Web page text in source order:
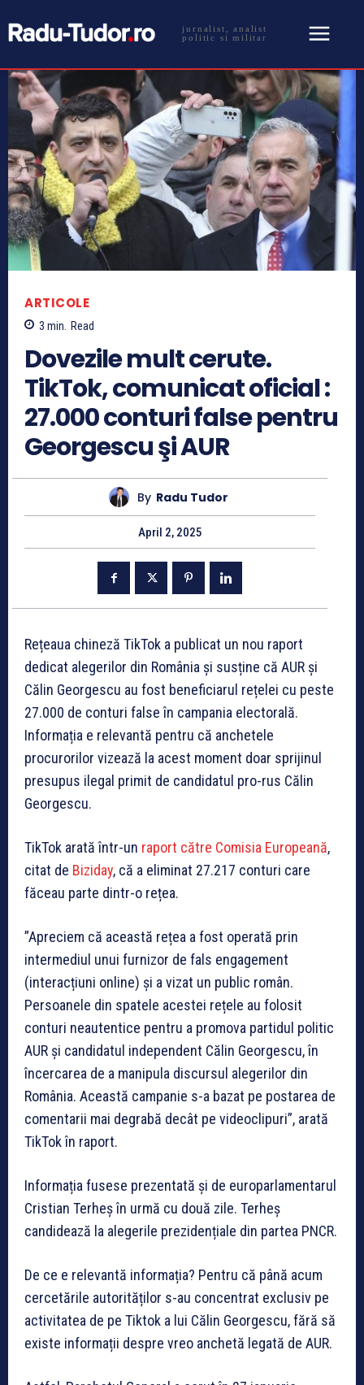
jurnalist, analist
politic si militar
ARTICOLE
3 min. Read
Dovezile mult cerute.
TikTok, comunicat oficial :
27.000 conturi false pentru
Georgescu şi AUR
By Radu Tudor
April 2, 2025
Rețeaua chineză TikTok a publicat un nou raport
dedicat alegerilor din România și susține că AUR și
Călin Georgescu au fost beneficiarul rețelei cu peste
27.000 de conturi false în campania electorală.
Informația e relevantă pentru că anchetele
procurorilor vizează la acest moment doar sprijinul
presupus ilegal primit de candidatul pro-rus Călin
Georgescu.
TikTok arată într-un raport către Comisia Europeană,
citat de Biziday, că a eliminat 27.217 conturi care
făceau parte dintr-o rețea.
”Apreciem că această rețea a fost operată prin
intermediul unui furnizor de fals engagement
(interacțiuni online) și a vizat un public român.
Persoanele din spatele acestei rețele au folosit
conturi neautentice pentru a promova partidul politic
AUR și candidatul independent Călin Georgescu, în
încercarea de a manipula discursul alegerilor din
România. Această campanie s-a bazat pe postarea de
comentarii mai degrabă decât pe videoclipuri”, arată
TikTok în raport.
Informația fusese prezentată și de europarlamentarul
Cristian Terheș în urmă cu două zile. Terheș
candidează la alegerile prezidențiale din partea PNCR.
De ce e relevantă informația? Pentru că până acum
cercetările autorităților s-au concentrat exclusiv pe
activitatea de pe Tiktok a lui Călin Georgescu, fără să
existe informații despre vreo anchetă legată de AUR.